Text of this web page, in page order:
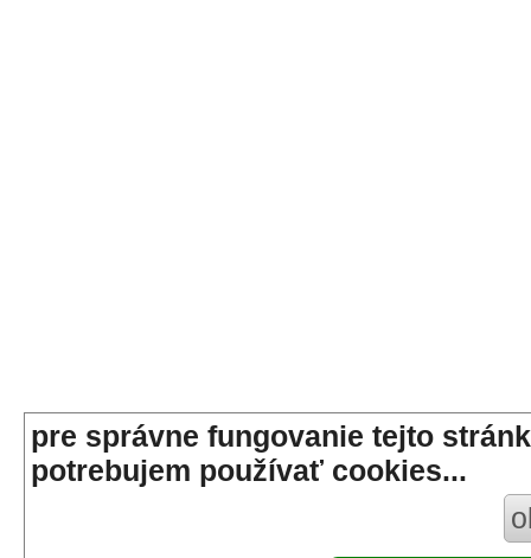
pre správne fungovanie tejto
potrebujem používať cookies...